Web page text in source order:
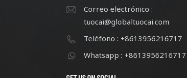
Correo electrónico :
tuocai@globaltuocai.com
Teléfono : +8613956216717
Whatsapp : +8613956216717